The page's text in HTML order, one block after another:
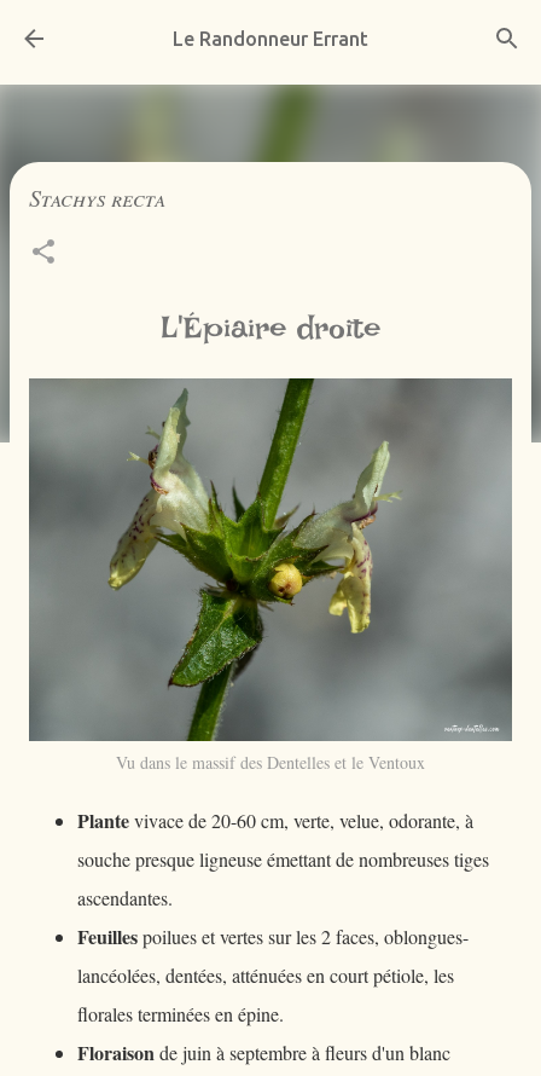
Accéder au contenu principal
Le Randonneur Errant
Stachys recta
L'Épiaire droite
Vu dans le massif des Dentelles et le Ventoux
Plantevivace de 20-60 cm, verte, velue, odorante, à
souche presque ligneuse émettant de nombreuses tiges
ascendantes.
Feuillespoilues et vertes sur les 2 faces, oblongues-
lancéolées, dentées, atténuées en court pétiole, les
florales terminées en épine.
Floraisonde juin à septembre à fleurs d'un blanc